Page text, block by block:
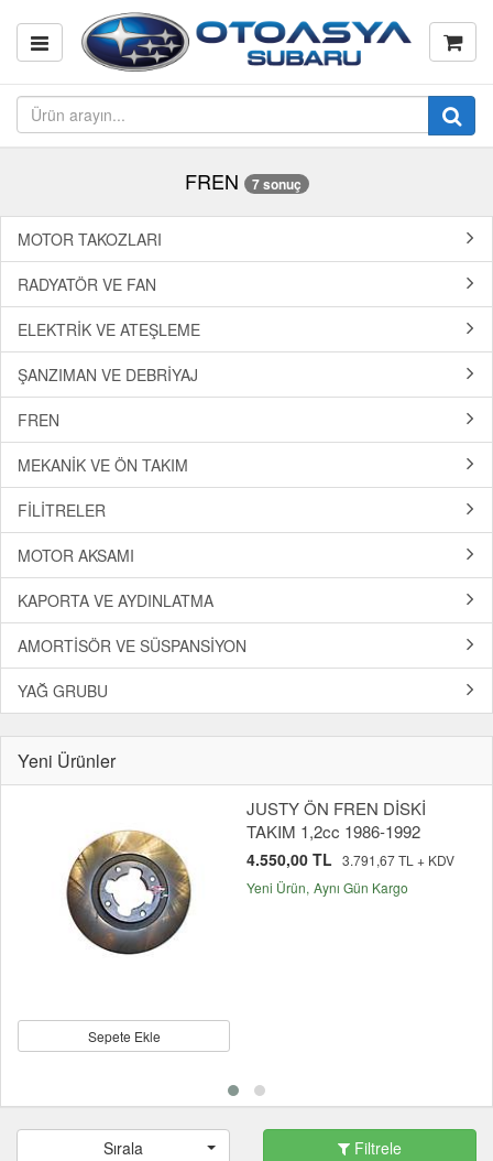
FREN 7 sonuç
MOTOR TAKOZLARI
RADYATÖR VE FAN
ELEKTRİK VE ATEŞLEME
ŞANZIMAN VE DEBRİYAJ
FREN
MEKANİK VE ÖN TAKIM
FİLİTRELER
MOTOR AKSAMI
KAPORTA VE AYDINLATMA
AMORTİSÖR VE SÜSPANSİYON
YAĞ GRUBU
Yeni Ürünler
Sepete Ekle
JUSTY ÖN FREN DİSKİ
TAKIM 1,2cc 1986-1992
4.550,00 TL 3.791,67 TL + KDV
Yeni Ürün Aynı Gün Kargo
Sırala Filtrele